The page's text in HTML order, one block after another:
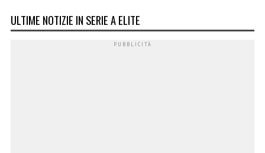
ULTIME NOTIZIE IN SERIE A ELITE